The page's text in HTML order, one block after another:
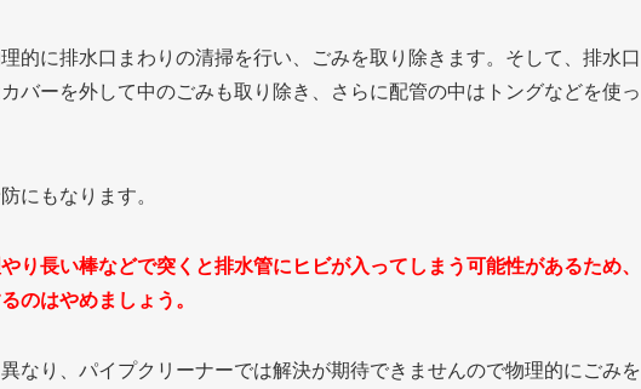
的に排水口まわりの清掃を行い、ごみを取り除きます。そして、排水口
バーを外して中のごみも取り除き、さらに配管の中はトングなどを使っ
にもなります。
り長い棒などで突くと排水管にヒビが入ってしまう可能性があるため、
のはやめましょう。
なり、パイプクリーナーでは解決が期待できませんので物理的にごみを